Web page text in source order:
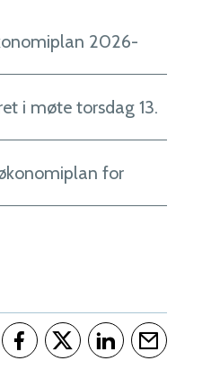
2026-
i møte torsdag 13.
for